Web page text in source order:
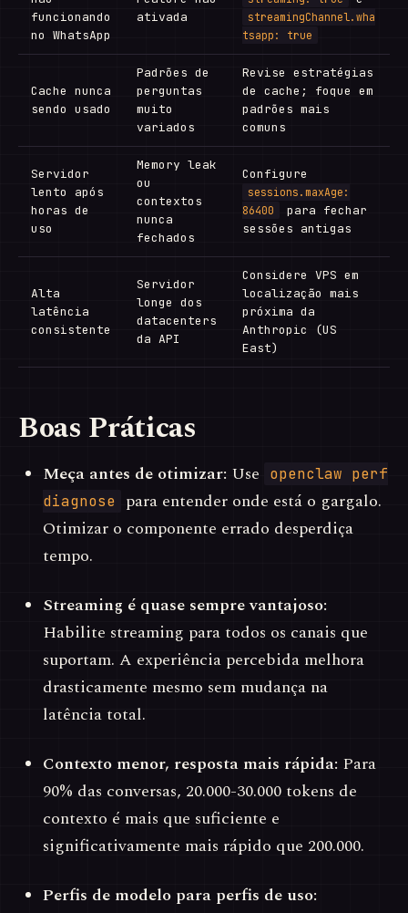
funcionando
no WhatsApp
ativada
streamingChannel.wha
tsapp: true
Cache nunca
sendo usado
Padrões de
perguntas
muito
variados
Revise estratégias
de cache; foque em
padrões mais
comuns
Servidor
lento após
horas de
uso
Memory leak
ou
contextos
nunca
fechados
Configure
sessions.maxAge:
86400
para fechar
sessões antigas
Alta
latência
consistente
Servidor
longe dos
datacenters
da API
Considere VPS em
localização mais
próxima da
Anthropic (US
East)
Boas Práticas
Meça antes de otimizar: Use
openclaw perf
diagnose
para entender onde está o gargalo.
Otimizar o componente errado desperdiça
tempo.
Streaming é quase sempre vantajoso:
Habilite streaming para todos os canais que
suportam. A experiência percebida melhora
drasticamente mesmo sem mudança na
latência total.
Contexto menor, resposta mais rápida: Para
90% das conversas, 20.000-30.000 tokens de
contexto é mais que suficiente e
significativamente mais rápido que 200.000.
Perfis de modelo para perfis de uso: